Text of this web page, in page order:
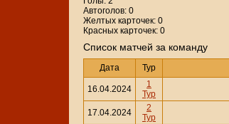
Автоголов: 0
Желтых карточек: 0
Красных карточек: 0
Cписок матчей за команду
Дата Тур
16.04.2024
1
Тур
17.04.2024
2
Тур